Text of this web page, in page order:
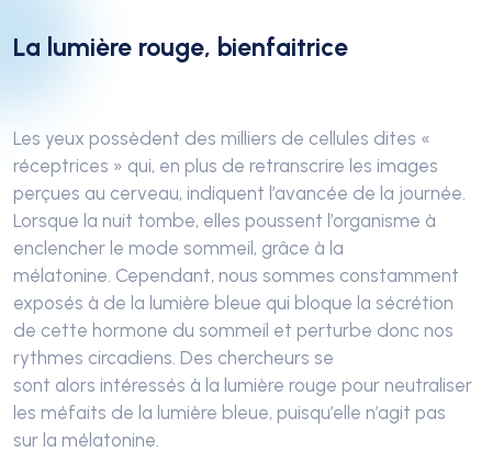
La lumière rouge, bienfaitrice
Les yeux possèdent des milliers de cellules dites «
réceptrices » qui, en plus de retranscrire les images
perçues au cerveau, indiquent l’avancée de la journée.
Lorsque la nuit tombe, elles poussent l’organisme à
enclencher le mode sommeil, grâce à la
mélatonine. Cependant, nous sommes constamment
exposés à de la lumière bleue qui bloque la sécrétion
de cette hormone du sommeil et perturbe donc nos
rythmes circadiens. Des chercheurs se
sont alors intéressés à la lumière rouge pour neutraliser
les méfaits de la lumière bleue, puisqu’elle n’agit pas
sur la mélatonine.